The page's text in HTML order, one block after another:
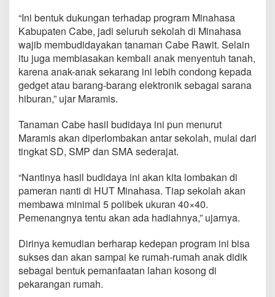
i
a
p
S
e
k
o
l
d
i
a
h
a
s
a
a
j
i
“Ini bentuk dukungan terhadap program Minahasa
Kabupaten Cabe, jadi seluruh sekolah di Minahasa
wajib membudidayakan tanaman Cabe Rawit. Selain
itu juga membiasakan kembali anak menyentuh tanah,
karena anak-anak sekarang ini lebih condong kepada
gedget atau barang-barang elektronik sebagai sarana
hiburan,” ujar Maramis.
Tanaman Cabe hasil budidaya ini pun menurut
Maramis akan diperlombakan antar sekolah, mulai dari
tingkat SD, SMP dan SMA sederajat.
“Nantinya hasil budidaya ini akan kita lombakan di
pameran nanti di HUT Minahasa. Tiap sekolah akan
membawa minimal 5 polibek ukuran 40×40.
Pemenangnya tentu akan ada hadiahnya,” ujarnya.
Dirinya kemudian berharap kedepan program ini bisa
sukses dan akan sampai ke rumah-rumah anak didik
sebagai bentuk pemanfaatan lahan kosong di
pekarangan rumah.